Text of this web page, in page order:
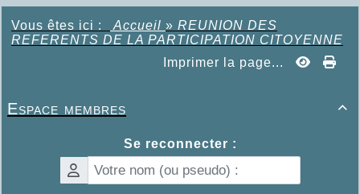
Vous êtes ici : Accueil » REUNION DES
REFERENTS DE LA PARTICIPATION CITOYENNE
Imprimer la page...

Espace membres
Se reconnecter :